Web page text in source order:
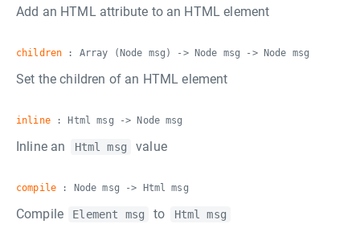
Add an HTML attribute to an HTML element
children : Array (Node msg) -> Node msg -> Node msg
Set the children of an HTML element
inline: Html msg -> Node msg
Inline an Html msg value
compile : Node msg -> Html msg
Compile Element msg to Html msg